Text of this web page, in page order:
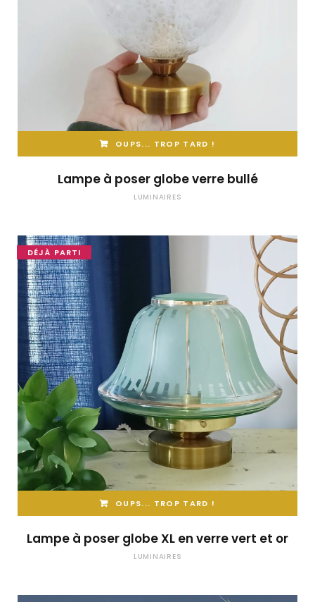
OUPS... TROP TARD !
Lampe à poser globe verre bullé
LUMINAIRES
DÉJÀ PARTI
OUPS... TROP TARD !
Lampe à poser globe XL en verre vert et or
LUMINAIRES